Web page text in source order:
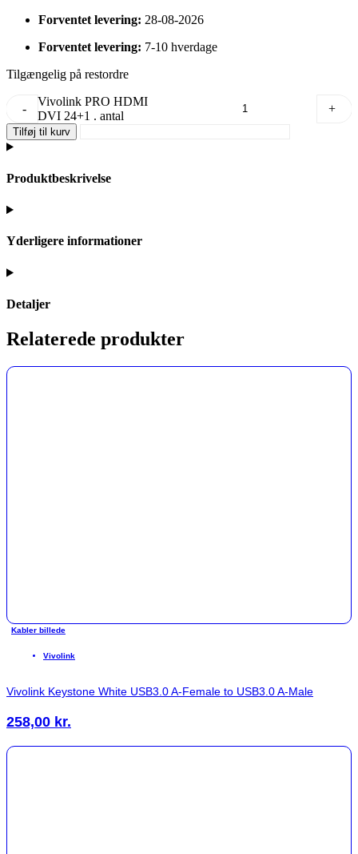
Forventet levering: 28-08-2026
Forventet levering: 7-10 hverdage
Tilgængelig på restordre
-
Vivolink PRO HDMI
DVI 24+1 . antal
+
Tilføj til kurv
Produktbeskrivelse
Yderligere informationer
Detaljer
Relaterede produkter
Kabler billede
Vivolink
Vivolink Keystone White USB3.0 A-Female to USB3.0 A-Male
258,00 kr.